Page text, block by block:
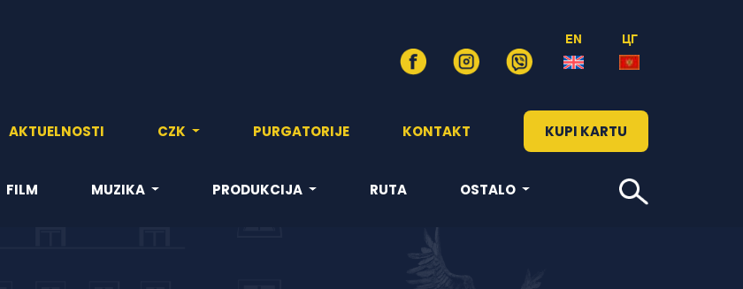
EN ЦГ
AKTUELNOSTI CZK PURGATORIJE KONTAKT KUPI KARTU
FILM MUZIKA PRODUKCIJA RUTA OSTALO